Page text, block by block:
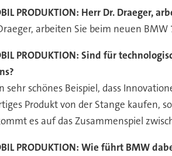
PRODUKTION: Herr Dr. Draeger,
arbeiten Sie beim neuen
PRODUKTION: Sind für
sehr schönes Beispiel, dass
Produkt von der Stange kaufen,
es auf das Zusammenspiel
PRODUKTION: Wie führt BMW